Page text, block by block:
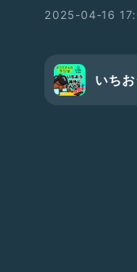
今月のお題は、、
AI台本「１１９
2025-04-16
いち